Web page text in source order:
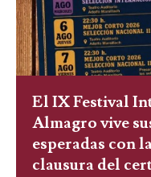
El IX Festival
Almagro vive
esperadas con
clausura del